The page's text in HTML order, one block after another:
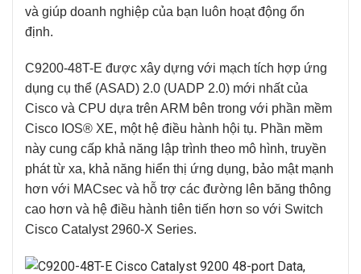
và giúp doanh nghiệp của bạn luôn hoạt động ổn
định.
C9200-48T-E được xây dựng với mạch tích hợp ứng
dụng cụ thể (ASAD) 2.0 (UADP 2.0) mới nhất của
Cisco và CPU dựa trên ARM bên trong với phần mềm
Cisco IOS® XE, một hệ điều hành hội tụ. Phần mềm
này cung cấp khả năng lập trình theo mô hình, truyền
phát từ xa, khả năng hiển thị ứng dụng, bảo mật mạnh
hơn với MACsec và hỗ trợ các đường lên băng thông
cao hơn và hệ điều hành tiên tiến hơn so với Switch
Cisco Catalyst 2960-X Series.